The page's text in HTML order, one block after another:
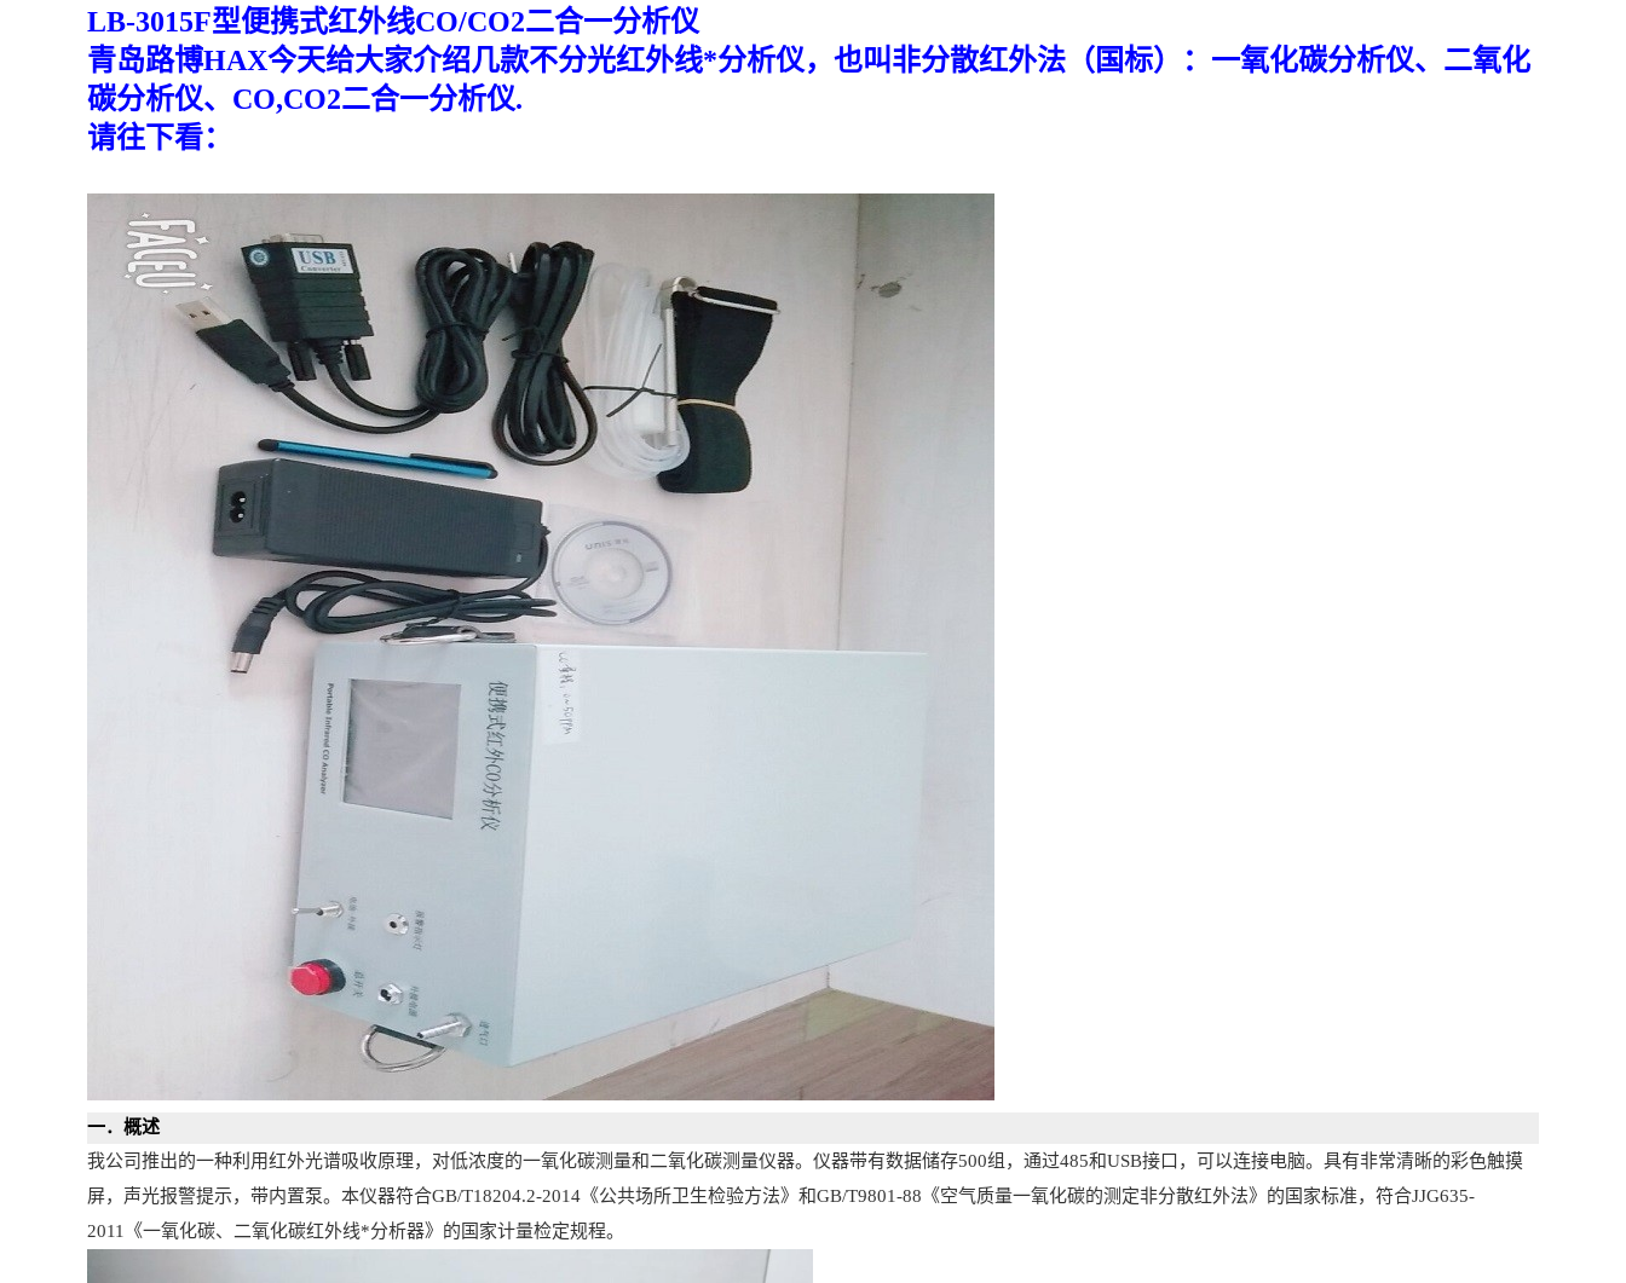
LB-3015F型便携式红外线CO/CO2二合一分析仪
青岛路博HAX今天给大家介绍几款不分光红外线*分析仪，也叫非分散红外法（国标）：一氧化碳分析仪、二氧化
碳分析仪、CO,CO2二合一分析仪.
请往下看：
一．概述
我公司推出的一种利用红外光谱吸收原理，对低浓度的一氧化碳测量和二氧化碳测量仪器。仪器带有数据储存500组，通过485和USB接口，可以连接电脑。具有非常清晰的彩色触摸
屏，声光报警提示，带内置泵。本仪器符合GB/T18204.2-2014《公共场所卫生检验方法》和GB/T9801-88《空气质量一氧化碳的测定非分散红外法》的国家标准，符合JJG635-
2011《一氧化碳、二氧化碳红外线*分析器》的国家计量检定规程。